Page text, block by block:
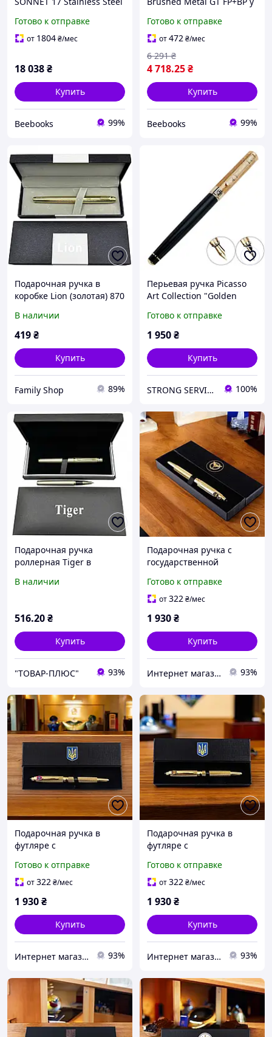
упаковці (84 192b24)
Готово к отправке
от 1804₴/мес
18 038₴
Купить
Beebooks 99%
282b19)
Готово к отправке
от472₴/мес
4 718.25₴
6 291 ₴
Купить
Beebooks 99%
Подарочная ручка в
коробке Lion (золотая) 870
В наличии
419₴
Купить
Family Shop 89%
Перьевая ручка Picasso
Art Collection "Golden
футляре
Готово к отправке
1 950₴
Купить
STRONG SERVICE 100%
Подарочная ручка
роллерная Tiger в
серебристая) 515
В наличии
516.20₴
Купить
"ТОВАР-ПЛЮС" 93%
Подарочная ручка с
государственной
разведка Украины"
TENSO
Готово к отправке
от322₴/мес
1 930₴
Купить
Интернет магазин birca.com.ua 93%
Подарочная ручка в
футляре с
символикой "Служба
безопасности Украины"
Готово к отправке
от322₴/мес
1 930₴
Купить
Интернет магазин birca.com.ua 93%
Подарочная ручка в
футляре с
символикой "Танковые
войска" TENSO
Готово к отправке
от322₴/мес
1 930₴
Купить
Интернет магазин birca.com.ua 93%